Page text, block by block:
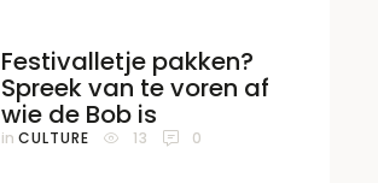
Festivalletje pakken?
Spreek van te voren af
wie de Bob is
in CULTURE 13 0